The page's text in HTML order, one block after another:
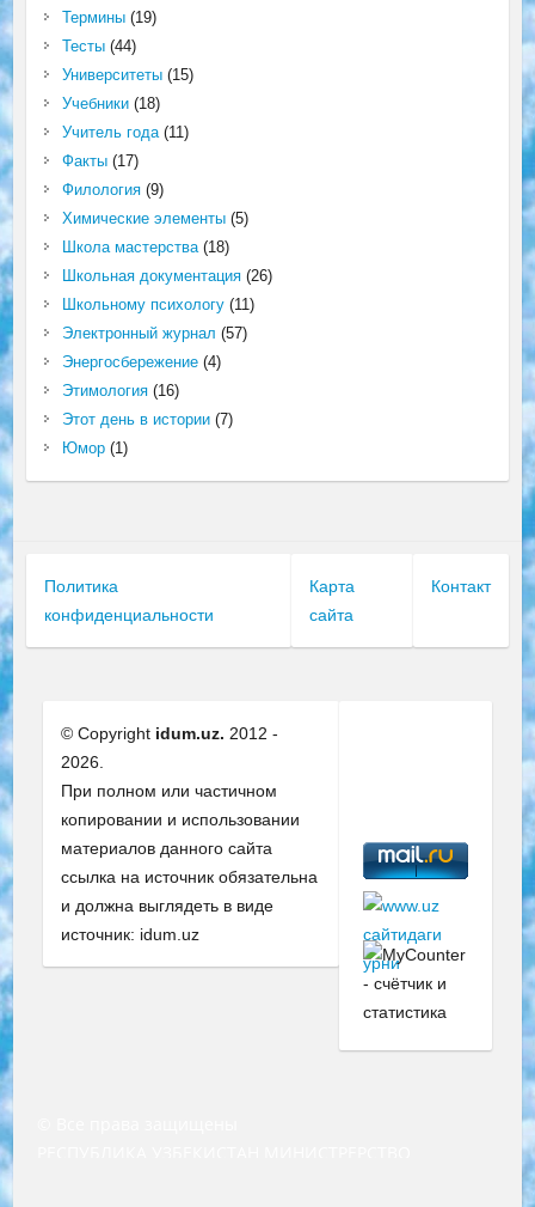
Термины(19)
Тесты(44)
Университеты(15)
Учебники(18)
Учитель года(11)
Факты(17)
Филология(9)
Химические элементы(5)
Школа мастерства(18)
Школьная документация(26)
Школьному психологу(11)
Электронный журнал (57)
Энергосбережение(4)
Этимология(16)
Этот день в истории(7)
Юмор(1)
Политика
конфиденциальности
Карта
сайта
Контакт
© Copyright idum.uz. 2012 -
2026.
При полном или частичном
копировании и использовании
материалов данного сайта
ссылка на источник обязательна
и должна выглядеть в виде
источник: idum.uz